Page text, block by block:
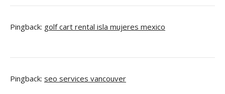
Pingback: golf cart rental isla mujeres mexico
Pingback: seo services vancouver